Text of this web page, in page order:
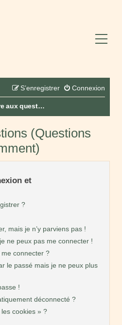
Connexion
S’enregistrer
Foire aux questions (Questions posées fréquemment)
(Questions
et
?
mais je n’y parviens pas !
ne peux pas me connecter !
connecter ?
le passé mais je ne peux plus
!
déconnecté ?
cookies » ?